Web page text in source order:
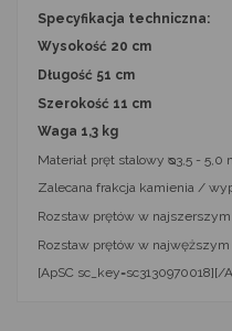
Specyfikacja techniczna:
Wysokość 20 cm
Długość 51 cm
Szerokość 11 cm
Waga 1,3 kg
Materiał pręt stalowy ᴓ3,5 - 5,0
Zalecana frakcja kamienia /
Rozstaw prętów w
Rozstaw prętów w
[ApSC sc_key=sc3130970018][/